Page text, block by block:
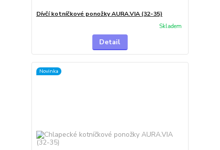
Dívčí kotníčkové ponožky AURA.VIA (32-35)
Skladem
Detail
Novinka